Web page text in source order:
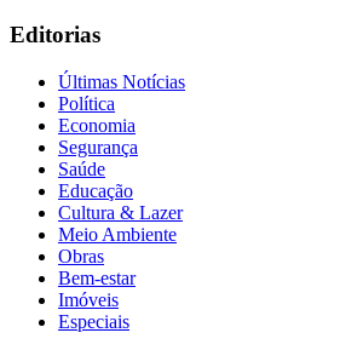
Flamengo
Editorias
Últimas Notícias
Política
Economia
Segurança
Saúde
Educação
Cultura & Lazer
Meio Ambiente
Obras
Bem-estar
Imóveis
Especiais